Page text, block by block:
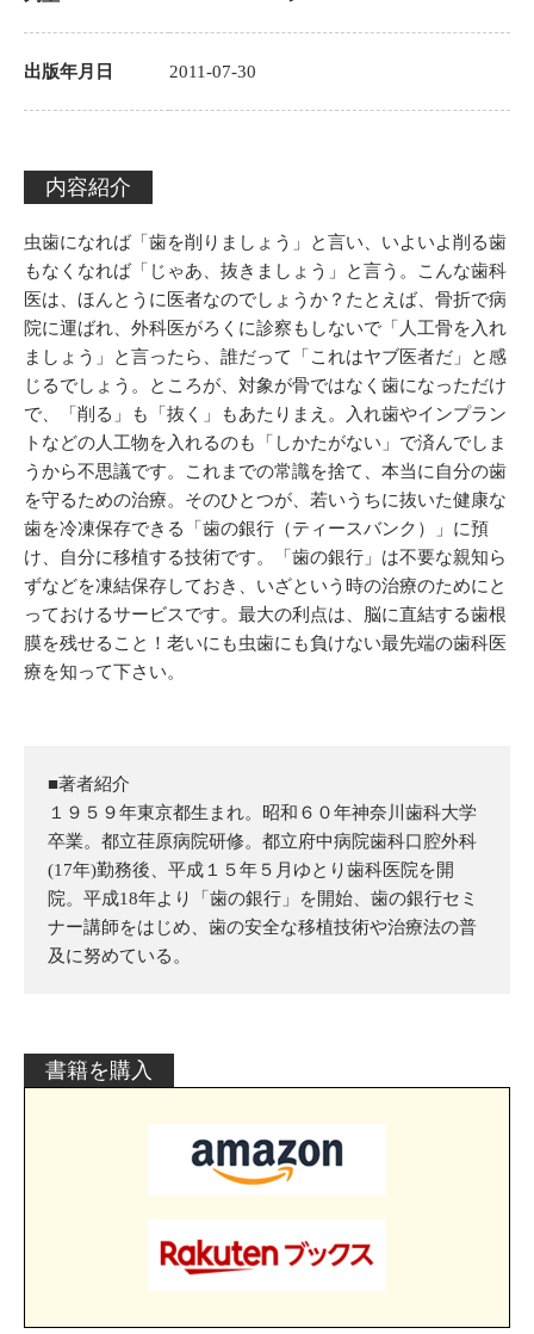
出版年月日 2011-07-30
内容紹介
虫歯になれば「歯を削りましょう」と言い、いよいよ削る歯
もなくなれば「じゃあ、抜きましょう」と言う。こんな歯科
医は、ほんとうに医者なのでしょうか？たとえば、骨折で病
院に運ばれ、外科医がろくに診察もしないで「人工骨を入れ
ましょう」と言ったら、誰だって「これはヤブ医者だ」と感
じるでしょう。ところが、対象が骨ではなく歯になっただけ
で、「削る」も「抜く」もあたりまえ。入れ歯やインプラン
トなどの人工物を入れるのも「しかたがない」で済んでしま
うから不思議です。これまでの常識を捨て、本当に自分の歯
を守るための治療。そのひとつが、若いうちに抜いた健康な
歯を冷凍保存できる「歯の銀行（ティースバンク）」に預
け、自分に移植する技術です。「歯の銀行」は不要な親知ら
ずなどを凍結保存しておき、いざという時の治療のためにと
っておけるサービスです。最大の利点は、脳に直結する歯根
膜を残せること！老いにも虫歯にも負けない最先端の歯科医
療を知って下さい。
■著者紹介
１９５９年東京都生まれ。昭和６０年神奈川歯科大学
卒業。都立荏原病院研修。都立府中病院歯科口腔外科
(17年)勤務後、平成１５年５月ゆとり歯科医院を開
院。平成18年より「歯の銀行」を開始、歯の銀行セミ
ナー講師をはじめ、歯の安全な移植技術や治療法の普
及に努めている。
書籍を購入